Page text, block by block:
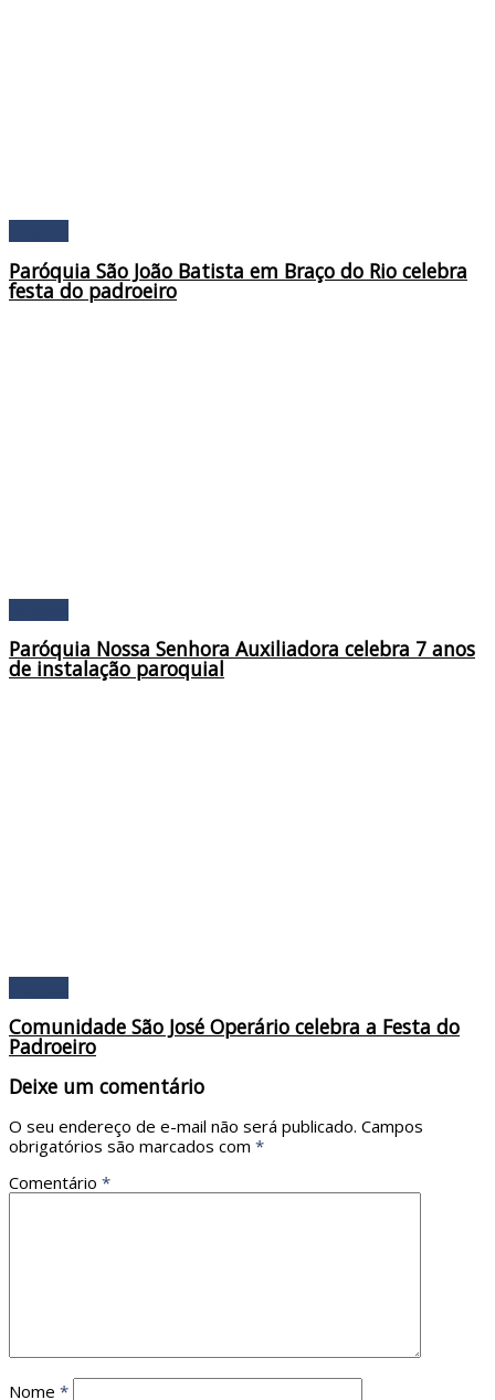
Paróquia São João Batista em Braço do Rio celebra
festa do padroeiro
Paróquia Nossa Senhora Auxiliadora celebra 7 anos
de instalação paroquial
Comunidade São José Operário celebra a Festa do
Padroeiro
Deixe um comentário
O seu endereço de e-mail não será publicado. Campos
obrigatórios são marcados com *
Comentário *
Nome *